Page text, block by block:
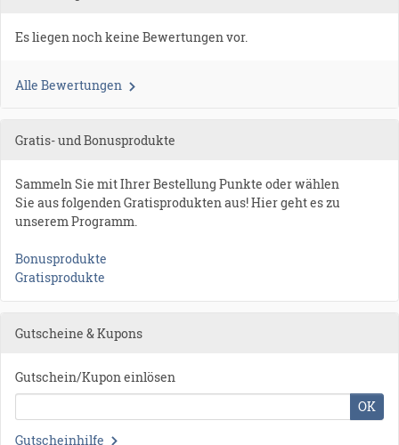
Es liegen noch keine Bewertungen vor.
Alle Bewertungen
Gratis- und Bonusprodukte
Sammeln Sie mit Ihrer Bestellung Punkte oder wählen
Sie aus folgenden Gratisprodukten aus! Hier geht es zu
unserem Programm.
Bonusprodukte
Gratisprodukte
Gutscheine & Kupons
Gutschein/Kupon einlösen
OK
Gutscheinhilfe